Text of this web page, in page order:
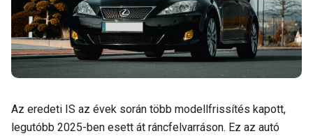
Az eredeti IS az évek során több modellfrissítés kapott,
legutóbb 2025-ben esett át ráncfelvarráson. Ez az autó